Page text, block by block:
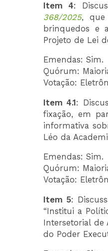
Item 4:
368/2025, que
brinquedos e
Projeto de Lei
Emendas: Sim.
Quórum:
Votação:
Item 4.1:
fixação, em
informativa
Léo da
Emendas: Sim.
Quórum:
Votação:
Item 5:
“Institui a
Intersetorial de
do Poder